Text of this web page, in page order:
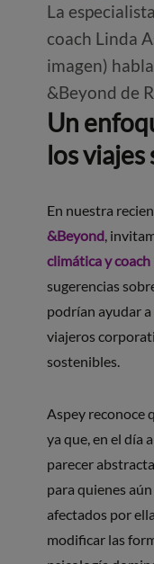
La
coach Linda
imagen)
&Beyond de
Un
los
En nuestra
&Beyond,
climática y
sugerencias
podrían ayudar
viajeros
sostenibles.
Aspey reconoce
ya que, en el día
parecer
para quienes
afectados por
modificar las